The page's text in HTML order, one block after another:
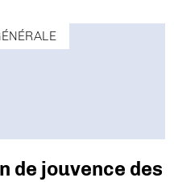
de jouvence des